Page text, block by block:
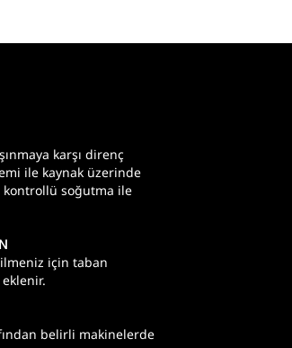
karşı direnç
ile kaynak üzerinde
kontrollü soğutma ile
için taban
eklenir.
belirli makinelerde